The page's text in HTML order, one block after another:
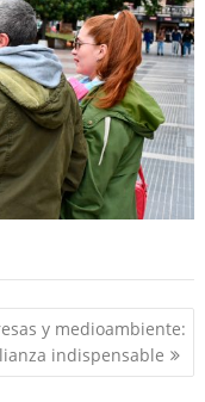
y medioambiente:
indispensable